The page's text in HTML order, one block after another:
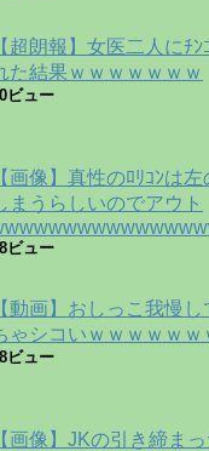
【超朗報】女医二人にﾁ
た結果ｗｗｗｗｗｗｗ
ビュー
【画像】真性のﾛﾘｺﾝは
まうらしいのでアウト
ビュー
【動画】おしっこ我慢
ゃシコいｗｗｗｗｗｗ
ビュー
【画像】JKの引き締ま